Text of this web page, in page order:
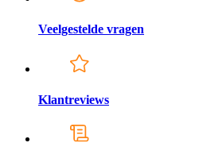
Veelgestelde vragen
Klantreviews